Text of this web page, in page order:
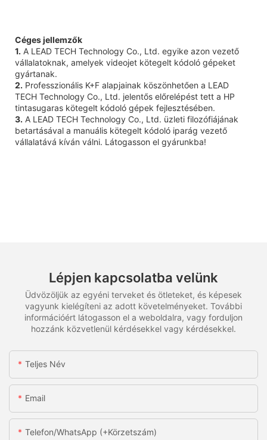
Céges jellemzők
1. A LEAD TECH Technology Co., Ltd. egyike azon vezető
vállalatoknak, amelyek videojet kötegelt kódoló gépeket
gyártanak.
2. Professzionális K+F alapjainak köszönhetően a LEAD
TECH Technology Co., Ltd. jelentős előrelépést tett a HP
tintasugaras kötegelt kódoló gépek fejlesztésében.
3. A LEAD TECH Technology Co., Ltd. üzleti filozófiájának
betartásával a manuális kötegelt kódoló iparág vezető
vállalatává kíván válni. Látogasson el gyárunkba!
Lépjen kapcsolatba velünk
Üdvözöljük az egyéni terveket és ötleteket, és képesek
vagyunk kielégíteni az adott követelményeket. További
információért látogasson el a weboldalra, vagy forduljon
hozzánk közvetlenül kérdésekkel vagy kérdésekkel.
Teljes Név
Email
Telefon/WhatsApp (+körzetszám)